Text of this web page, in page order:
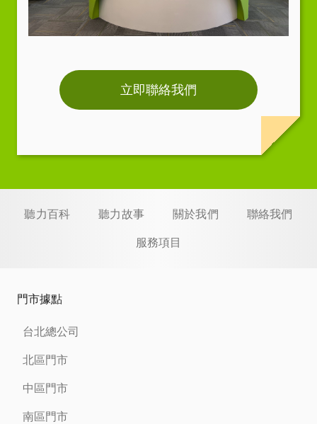
立即聯絡我們
聽力百科 聽力故事 關於我們 聯絡我們
服務項目
門市據點
台北總公司
北區門市
中區門市
南區門市